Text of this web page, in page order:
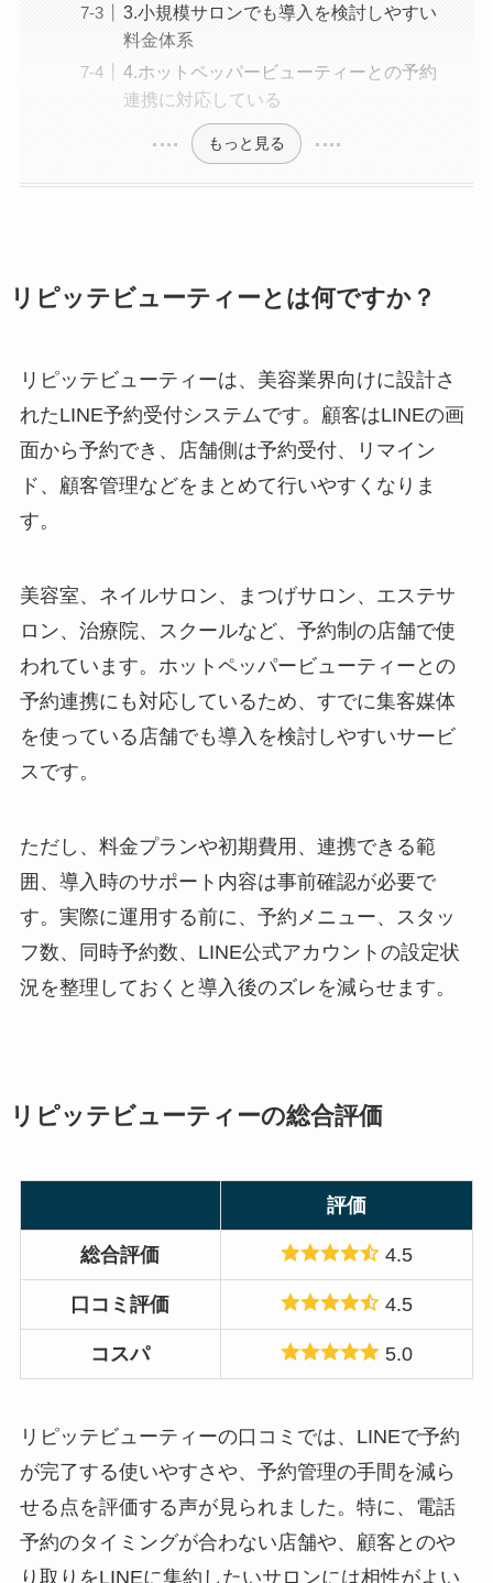
3.小規模サロンでも導入を検討しやすい
料金体系
4.ホットペッパービューティーとの予約
連携に対応している
もっと見る
リピッテビューティーとは何ですか？
リピッテビューティーは、美容業界向けに設計さ
れたLINE予約受付システムです。顧客はLINEの画
面から予約でき、店舗側は予約受付、リマイン
ド、顧客管理などをまとめて行いやすくなりま
す。
美容室、ネイルサロン、まつげサロン、エステサ
ロン、治療院、スクールなど、予約制の店舗で使
われています。ホットペッパービューティーとの
予約連携にも対応しているため、すでに集客媒体
を使っている店舗でも導入を検討しやすいサービ
スです。
ただし、料金プランや初期費用、連携できる範
囲、導入時のサポート内容は事前確認が必要で
す。実際に運用する前に、予約メニュー、スタッ
フ数、同時予約数、LINE公式アカウントの設定状
況を整理しておくと導入後のズレを減らせます。
リピッテビューティーの総合評価
評価
総合評価 4.5
口コミ評価 4.5
コスパ 5.0
リピッテビューティーの口コミでは、LINEで予約
が完了する使いやすさや、予約管理の手間を減ら
せる点を評価する声が見られました。特に、電話
予約のタイミングが合わない店舗や、顧客とのや
り取りをLINEに集約したいサロンには相性がよい